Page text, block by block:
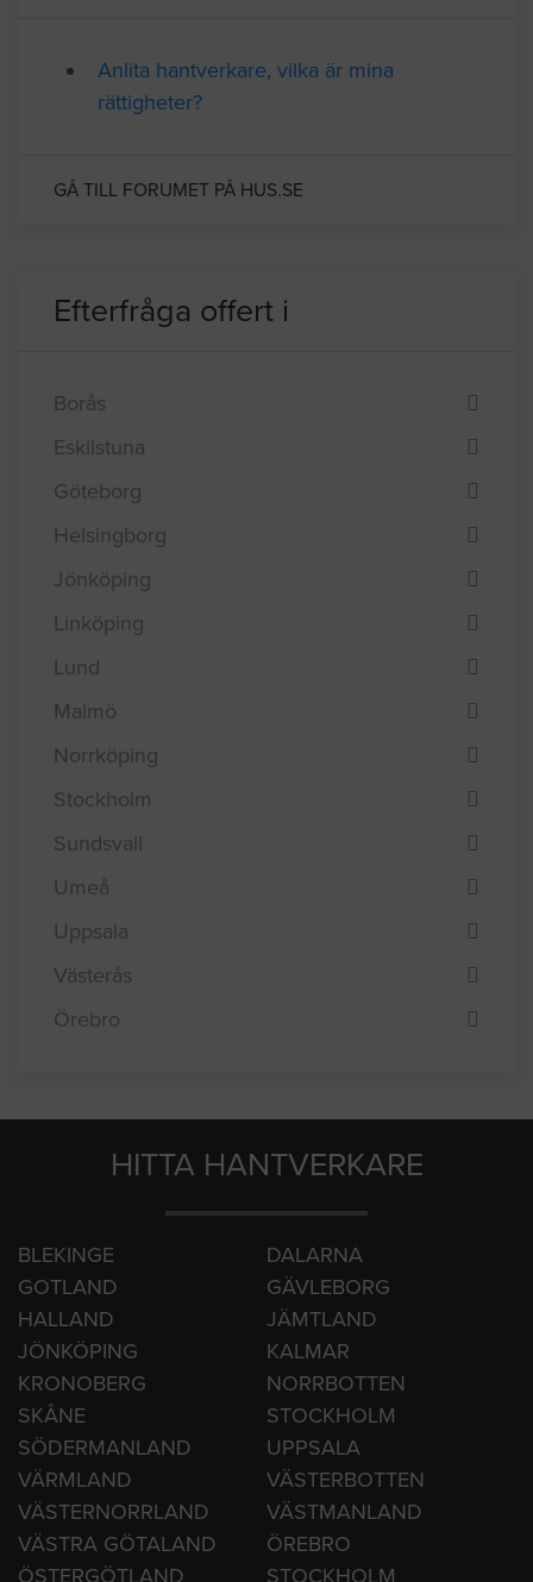
Anlita hantverkare, vilka är mina
rättigheter?
GÅ TILL FORUMET PÅ HUS.SE
Efterfråga offert i
Borås
Eskilstuna
Göteborg
Helsingborg
Jönköping
Linköping
Lund
Malmö
Norrköping
Stockholm
Sundsvall
Umeå
Uppsala
Västerås
Örebro
HITTA HANTVERKARE
BLEKINGE
DALARNA
GOTLAND
GÄVLEBORG
HALLAND
JÄMTLAND
JÖNKÖPING
KALMAR
KRONOBERG
NORRBOTTEN
SKÅNE
STOCKHOLM
SÖDERMANLAND
UPPSALA
VÄRMLAND
VÄSTERBOTTEN
VÄSTERNORRLAND
VÄSTMANLAND
VÄSTRA GÖTALAND
ÖREBRO
ÖSTERGÖTLAND
STOCKHOLM